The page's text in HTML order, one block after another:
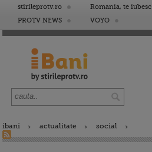
stirileprotv.ro Romania, te iubesc
PROTV NEWS
VOYO
ibani actualitate social